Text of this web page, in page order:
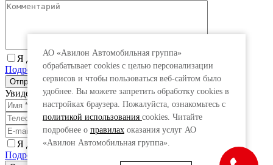
АО «Авилон Автомобильная группа»
обрабатывает cookies с целью персонализации
сервисов и чтобы пользоваться веб-сайтом было
удобнее. Вы можете запретить обработку сookies в
настройках браузера. Пожалуйста, ознакомьтесь с
политикой использования cookies. Читайте
подробнее о правилахоказания услуг АО
«Авилон Автомобильная группа».
Я даю согласие на обработку персональных данных.
Подробнее
Увидеть специальную цену
Я даю согласие на обработку персональных данных.
Подробнее